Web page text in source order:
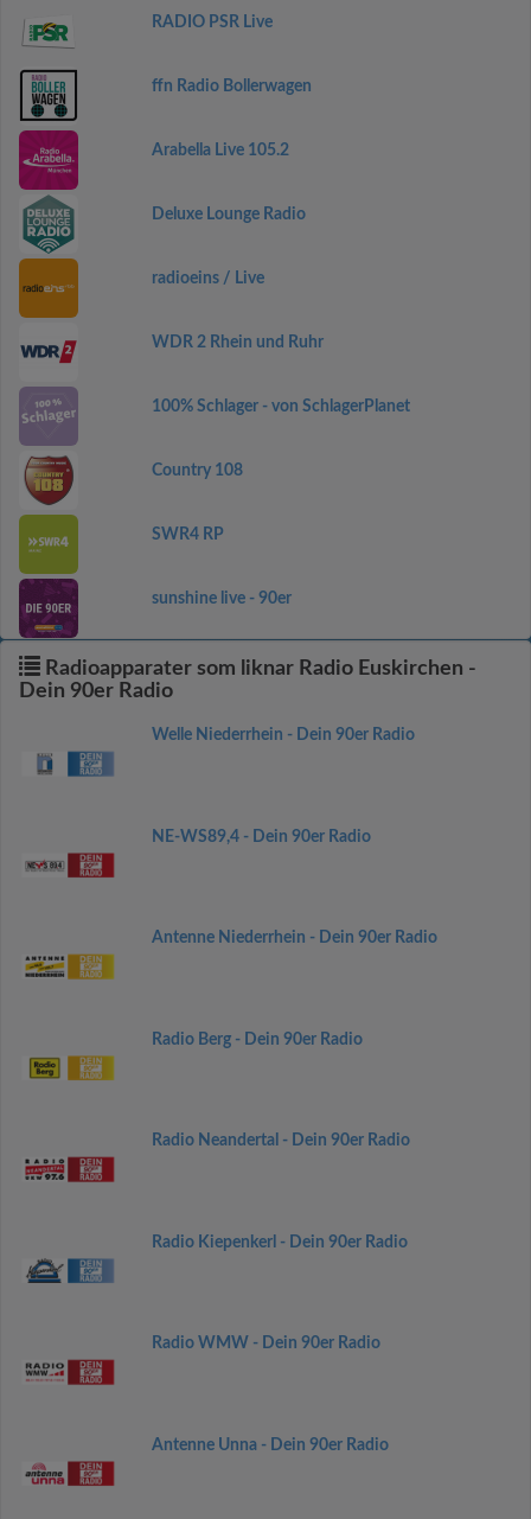
RADIO PSR Live
ffn Radio Bollerwagen
Arabella Live 105.2
Deluxe Lounge Radio
radioeins / Live
WDR 2 Rhein und Ruhr
100% Schlager - von SchlagerPlanet
Country 108
SWR4 RP
sunshine live - 90er
Radioapparater som liknar Radio Euskirchen -
Dein 90er Radio
Welle Niederrhein - Dein 90er Radio
NE-WS89,4 - Dein 90er Radio
Antenne Niederrhein - Dein 90er Radio
Radio Berg - Dein 90er Radio
Radio Neandertal - Dein 90er Radio
Radio Kiepenkerl - Dein 90er Radio
Radio WMW - Dein 90er Radio
Antenne Unna - Dein 90er Radio